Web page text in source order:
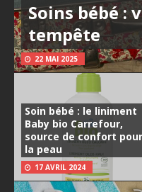
Soins bébé :
tempête
22 MAI 2025
Soin bébé : le liniment
Baby bio Carrefour,
source de confort pour
la peau
17 AVRIL 2024